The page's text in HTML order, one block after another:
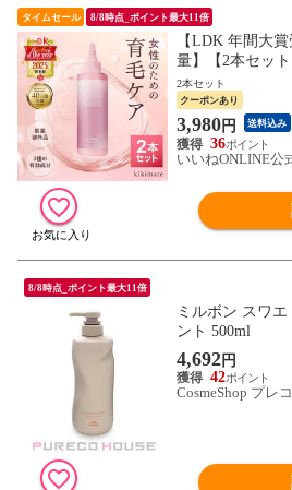
タイムセール 8/8時点_ポイント最大11倍
【LDK 年間大
量】【2本セッ
用 ヘアローショ
0ml 医薬部外品
2本セット
クーポンあり
3,980円 送料込み
36
いいねONLINE公
8/8時点_ポイント最大11倍
ミルボン スワ
ント 500ml
4,692円
42
CosmeShop プレ